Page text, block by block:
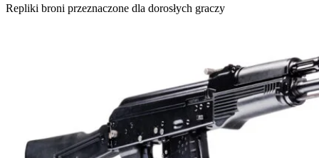
Repliki broni przeznaczone dla dorosłych graczy